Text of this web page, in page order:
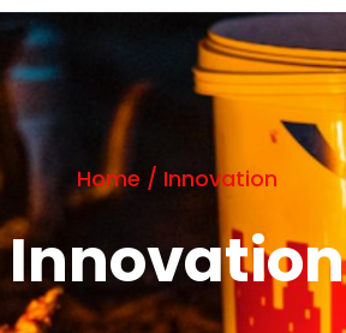
Home / Innovation
Innovation